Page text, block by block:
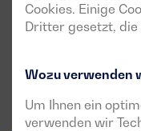
Cookies. Einige
Dritter gesetzt, die
Wozu verwenden
Um Ihnen ein
verwenden wir